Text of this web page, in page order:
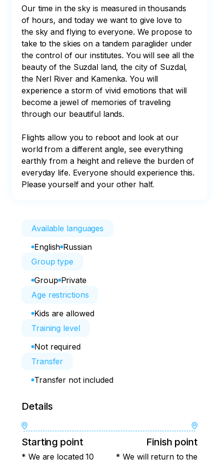
Our time in the sky is measured in thousands
of hours, and today we want to give love to
the sky and flying to everyone. We propose to
take to the skies on a tandem paraglider under
the control of our institutes. You will see all the
beauty of the Suzdal land, the city of Suzdal,
the Nerl River and Kamenka. You will
experience a storm of vivid emotions that will
become a jewel of memories of traveling
through our beautiful lands.
Flights allow you to reboot and look at our
world from a different angle, see everything
earthly from a height and relieve the burden of
everyday life. Everyone should experience this.
Please yourself and your other half.
Available languages
English Russian
Group type
Group Private
Age restrictions
Kids are allowed
Training level
Not required
Transfer
Transfer not included
Details
Starting point
* We are located 10
Finish point
* We will return to the